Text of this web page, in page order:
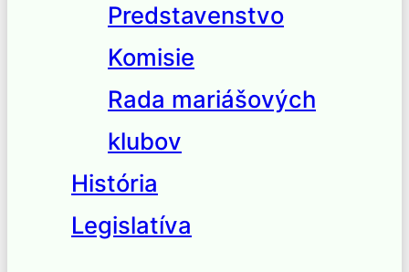
Predstavenstvo
Komisie
Rada mariášových
klubov
História
Legislatíva